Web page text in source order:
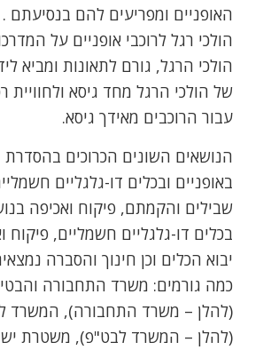
האופניים ומפריעים להם בנסיעתם .
הולכי רגל לרוכבי אופניים על
הולכי הרגל, גורם לתאונות ומביא
של הולכי הרגל מחד גיסא ולחוויית
עבור הרוכבים מאידך גיסא.
הנושאים השונים הכרוכים
באופניים ובכלים דו-גלגליים
שבילים והקמתם, פיקוח ואכיפה
בכלים דו-גלגליים חשמליים, פיקוח
יבוא הכלים וכן חינוך והסברה
כמה גורמים: משרד התחבורה
(להלן – משרד התחבורה), המשרד
(להלן – המשרד לבט"פ), משטרת